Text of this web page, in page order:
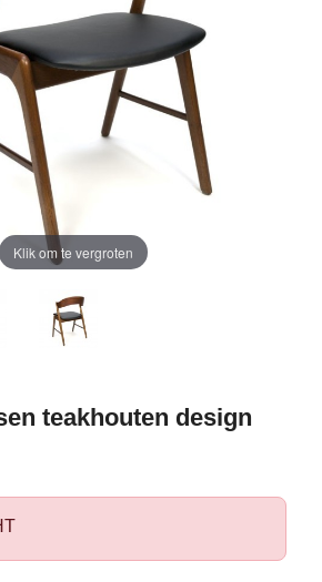
Klik om te vergroten
teakhouten design